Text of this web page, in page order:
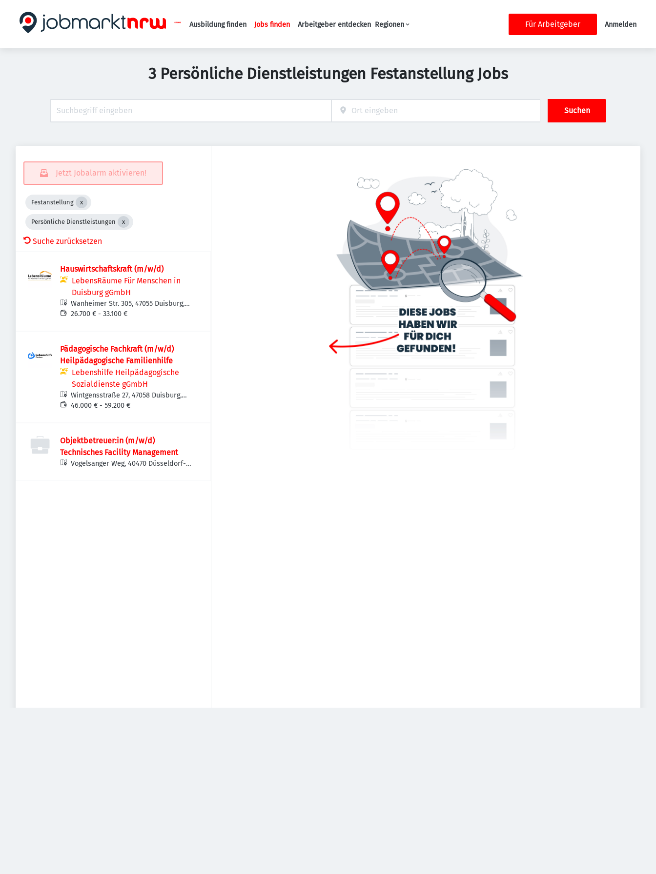
Haupt-Navigation
Ausbildung finden Jobs finden Arbeitgeber entdecken Regionen Für Arbeitgeber Anmelden
3 Persönliche Dienstleistungen Festanstellung Jobs
Suchen
Jetzt Jobalarm aktivieren!
Festanstellung
Persönliche Dienstleistungen
Suche zurücksetzen
Hauswirtschaftskraft (m/w/d)
LebensRäume Für Menschen in
Duisburg gGmbH
Wanheimer Str. 305, 47055 Duisburg,
Deutschland
26.700 € - 33.100 €
Pädagogische Fachkraft (m/w/d)
Heilpädagogische Familienhilfe
Lebenshilfe Heilpädagogische
Sozialdienste gGmbH
Wintgensstraße 27, 47058 Duisburg,
Deutschland
46.000 € - 59.200 €
Objektbetreuer:in (m/w/d)
Technisches Facility Management
Vogelsanger Weg, 40470 Düsseldorf-